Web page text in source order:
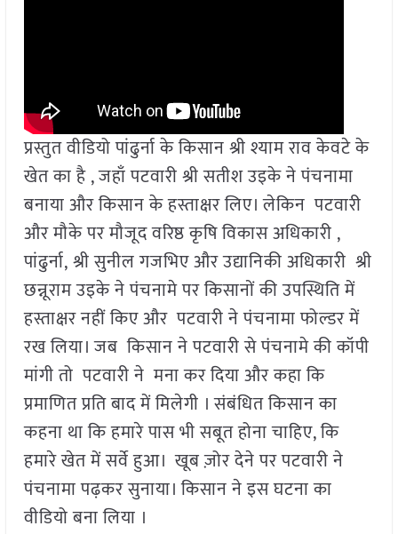
प्रस्तुत वीडियो पांढुर्ना के किसान श्री श्याम राव केवटे के
खेत का है , जहाँ पटवारी श्री सतीश उइके ने पंचनामा
बनाया और किसान के हस्ताक्षर लिए। लेकिन पटवारी
और मौके पर मौजूद वरिष्ठ कृषि विकास अधिकारी ,
पांढुर्ना, श्री सुनील गजभिए और उद्यानिकी अधिकारी श्री
छन्नूराम उइके ने पंचनामे पर किसानों की उपस्थिति में
हस्ताक्षर नहीं किए और पटवारी ने पंचनामा फोल्डर में
रख लिया। जब किसान ने पटवारी से पंचनामे की कॉपी
मांगी तो पटवारी ने मना कर दिया और कहा कि
प्रमाणित प्रति बाद में मिलेगी । संबंधित किसान का
कहना था कि हमारे पास भी सबूत होना चाहिए, कि
हमारे खेत में सर्वे हुआ। खूब ज़ोर देने पर पटवारी ने
पंचनामा पढ़कर सुनाया। किसान ने इस घटना का
वीडियो बना लिया ।